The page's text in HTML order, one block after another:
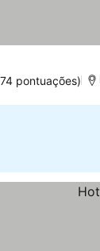
pontuações)